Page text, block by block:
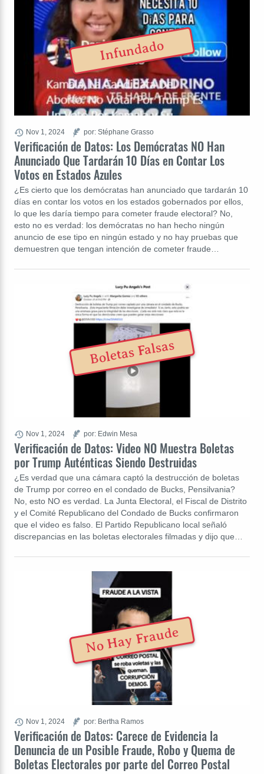
Verificación de Datos: Los Demócratas NO Han
Anunciado Que Tardarán 10 Días en Contar Los
Votos en Estados Azules
¿Es cierto que los demócratas han anunciado que tardarán 10
días en contar los votos en los estados gobernados por ellos,
lo que les daría tiempo para cometer fraude electoral? No,
esto no es verdad: los demócratas no han hecho ningún
anuncio de ese tipo en ningún estado y no hay pruebas que
demuestren que tengan intención de cometer fraude…
Nov 1, 2024 por: Stéphane Grasso
Infundado
Verificación de Datos: Video NO Muestra Boletas
por Trump Auténticas Siendo Destruidas
¿Es verdad que una cámara captó la destrucción de boletas
de Trump por correo en el condado de Bucks, Pensilvania?
No, esto NO es verdad. La Junta Electoral, el Fiscal de Distrito
y el Comité Republicano del Condado de Bucks confirmaron
que el video es falso. El Partido Republicano local señaló
discrepancias en las boletas electorales filmadas y dijo que…
Nov 1, 2024 por: Edwin Mesa
Boletas Falsas
Verificación de Datos: Carece de Evidencia la
Denuncia de un Posible Fraude, Robo y Quema de
Boletas Electorales por parte del Correo Postal
Nov 1, 2024 por: Bertha Ramos
No Hay Fraude